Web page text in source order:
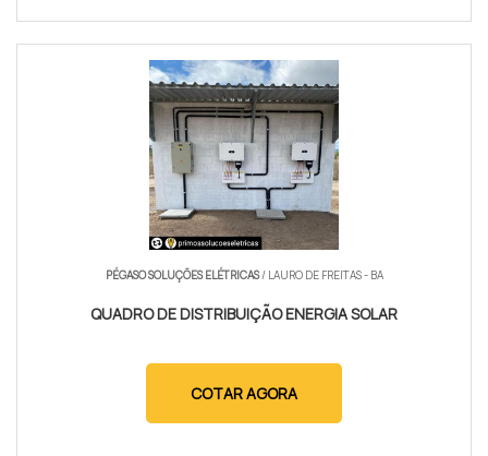
PÉGASO SOLUÇÕES ELÉTRICAS/ LAURO DE FREITAS - BA
QUADRO DE DISTRIBUIÇÃO ENERGIA SOLAR
COTAR AGORA